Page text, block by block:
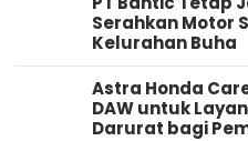
Serahkan Motor
Kelurahan Buha
Astra Honda
DAW untuk
Darurat bagi